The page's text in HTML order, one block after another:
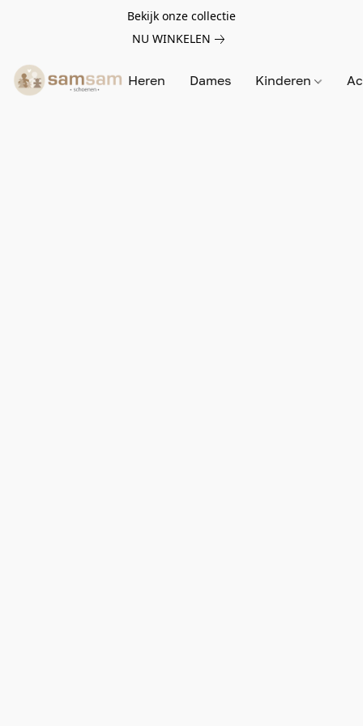
Bekijk onze collectie
NU WINKELEN
Heren Dames Kinderen